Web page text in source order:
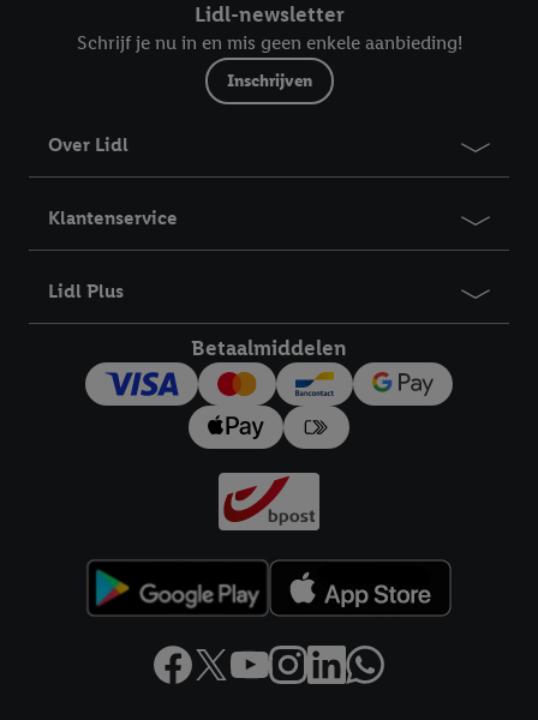
Lidl-newsletter
Schrijf je nu in en mis geen enkele aanbieding!
Inschrijven
Over Lidl
Klantenservice
Lidl Plus
Betaalmiddelen